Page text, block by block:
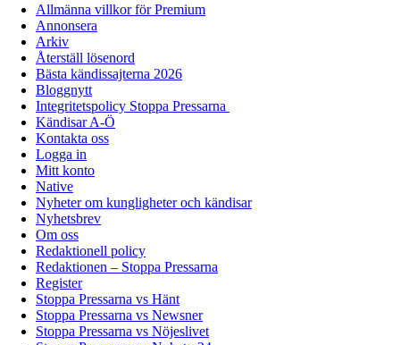
Allmänna villkor för Premium
Annonsera
Arkiv
Återställ lösenord
Bästa kändissajterna 2026
Bloggnytt
Integritetspolicy Stoppa Pressarna
Kändisar A-Ö
Kontakta oss
Logga in
Mitt konto
Native
Nyheter om kungligheter och kändisar
Nyhetsbrev
Om oss
Redaktionell policy
Redaktionen – Stoppa Pressarna
Register
Stoppa Pressarna vs Hänt
Stoppa Pressarna vs Newsner
Stoppa Pressarna vs Nöjeslivet